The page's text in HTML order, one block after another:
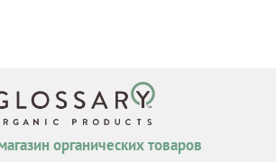
органических товаров